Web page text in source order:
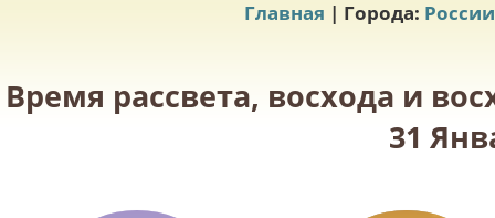
Главная | Города: России
Время рассвета, восхода и
31